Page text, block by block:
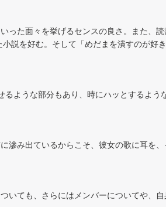
った面々を挙げるセンスの良さ。また、
説を好む。そして「めだまを潰すのが好
ような部分もあり、時にハッとするよう
滲み出ているからこそ、彼女の歌に耳を
いても、さらにはメンバーについてや、